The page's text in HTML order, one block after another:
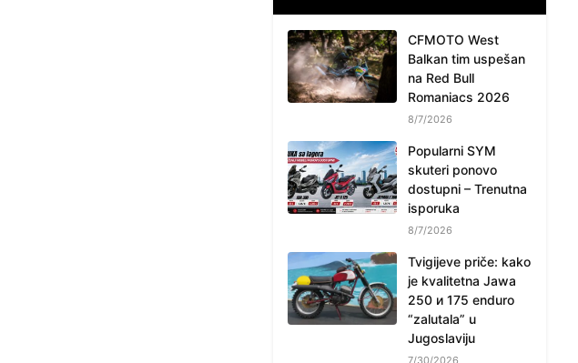
CFMOTO West
Balkan tim uspešan
na Red Bull
Romaniacs 2026
8/7/2026
Popularni SYM
skuteri ponovo
dostupni – Trenutna
isporuka
8/7/2026
Tvigijeve priče: kako
je kvalitetna Jawa
250 и 175 enduro
“zalutala” u
Jugoslaviju
7/30/2026